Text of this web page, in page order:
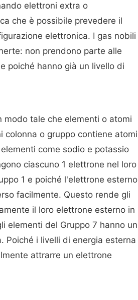
elettroni extra o
che è possibile prevedere il
elettronica. I gas nobili
non prendono parte alle
poiché hanno già un livello di
modo tale che elementi o atomi
colonna o gruppo contiene atomi
come sodio e potassio
ciascuno 1 elettrone nel loro
1 e poiché l'elettrone esterno
facilmente. Questo rende gli
il loro elettrone esterno in
elementi del Gruppo 7 hanno un
Poiché i livelli di energia esterna
attrarre un elettrone